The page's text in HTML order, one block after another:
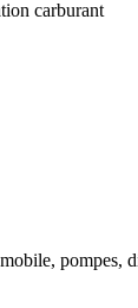
carburant
pompes,